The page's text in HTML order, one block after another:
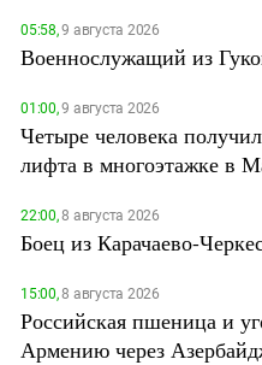
05:58,9 августа 2026
Военнослужащий из
01:00,9 августа 2026
Четыре человека
лифта в многоэтажке в
22:00,8 августа 2026
Боец из Карачаево-
15:00,8 августа 2026
Российская пшеница и
Армению через